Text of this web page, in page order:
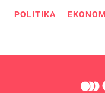
POLITIKA